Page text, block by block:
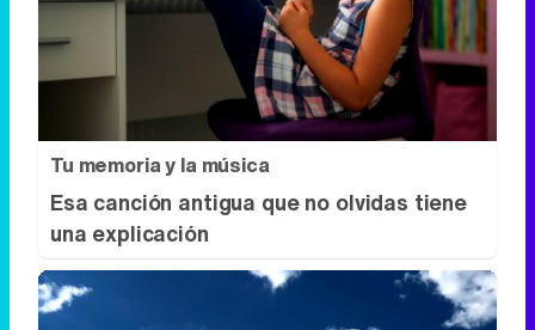
Tu memoria y la música
Esa canción antigua que no olvidas tiene
una explicación